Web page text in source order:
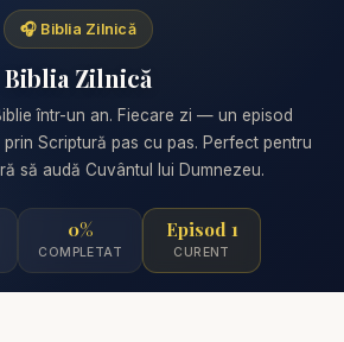
🎧 Biblia Zilnică
Biblia Zilnică
într-un an. Fiecare zi — un episod
Scriptură pas cu pas. Perfect pentru
să audă Cuvântul lui Dumnezeu.
0%
COMPLETAT
Episod 1
CURENT